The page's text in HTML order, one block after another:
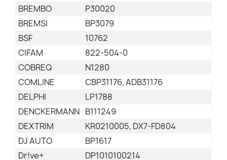
BREMBO
P30020
BREMSI
BP3079
BSF
10762
CIFAM
822-504-0
COBREQ
N1280
COMLINE
CBP31176, ADB31176
DELPHI
LP1788
DENCKERMANN B111249
DEXTRIM
KR0210005, DX7-FD804
DJ AUTO
BP1617
Dr!ve+
DP1010100214